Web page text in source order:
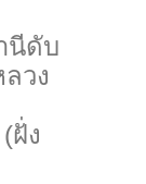
นีดับ
วง
ฝั่ง